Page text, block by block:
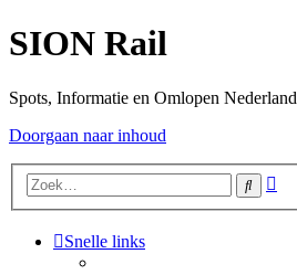
SION Rail
Spots, Informatie en Omlopen Nederland
Doorgaan naar inhoud
Zoek
Snelle links